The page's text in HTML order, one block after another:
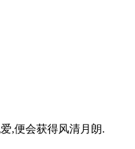
,便会获得风清月朗.